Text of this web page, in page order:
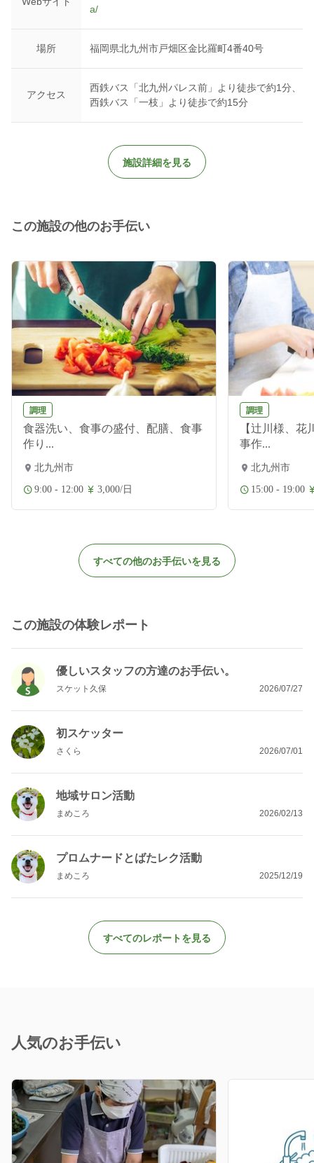
a/
場所 福岡県北九州市戸畑区金比羅町4番40号
アクセス
西鉄バス「北九州パレス前」より徒歩で約1分、
西鉄バス「一枝」より徒歩で約15分
施設詳細を見る
この施設の他のお手伝い
調理
食器洗い、食事の盛付、配膳、食事
作り...
北九州市
9:00 - 12:00 3,000/日
調理
【辻川様、
事作...
北九州市
15:00 - 19:00
すべての他のお手伝いを見る
この施設の体験レポート
優しいスタッフの方達のお手伝い。
スケット久保 2026/07/27
初スケッター
さくら 2026/07/01
地域サロン活動
まめころ 2026/02/13
プロムナードとばたレク活動
まめころ 2025/12/19
すべてのレポートを見る
人気のお手伝い